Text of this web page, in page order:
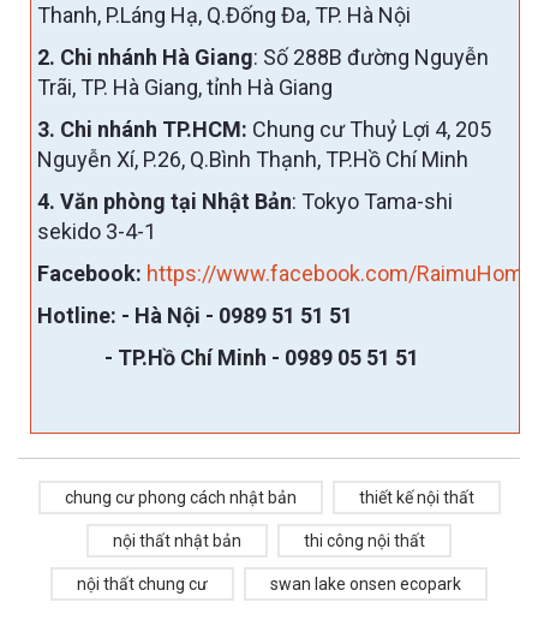
Thanh, P.Láng Hạ, Q.Đống Đa, TP. Hà Nội
2. Chi nhánh Hà Giang: Số 288B đường Nguyễn
Trãi, TP. Hà Giang, tỉnh Hà Giang
3. Chi nhánh TP.HCM: Chung cư Thuỷ Lợi 4, 205
Nguyễn Xí, P.26, Q.Bình Thạnh, TP.Hồ Chí Minh
4. Văn phòng tại Nhật Bản: Tokyo Tama-shi
sekido 3-4-1
Facebook: https://www.facebook.com/
Hotline: - Hà Nội - 0989 51 51 51
- TP.Hồ Chí Minh - 0989 05 51 51
chung cư phong cách nhật bản thiết kế nội thất
nội thất nhật bản thi công nội thất
nội thất chung cư swan lake onsen ecopark